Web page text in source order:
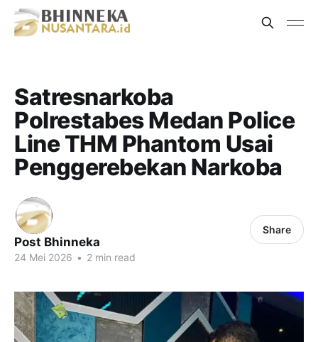
Satresnarkoba
Polrestabes Medan Police
Line THM Phantom Usai
Penggerebekan Narkoba
Post Bhinneka
24 Mei 2026 • 2 min read
Share